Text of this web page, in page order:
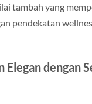
tambah yang
pendekatan
Elegan dengan